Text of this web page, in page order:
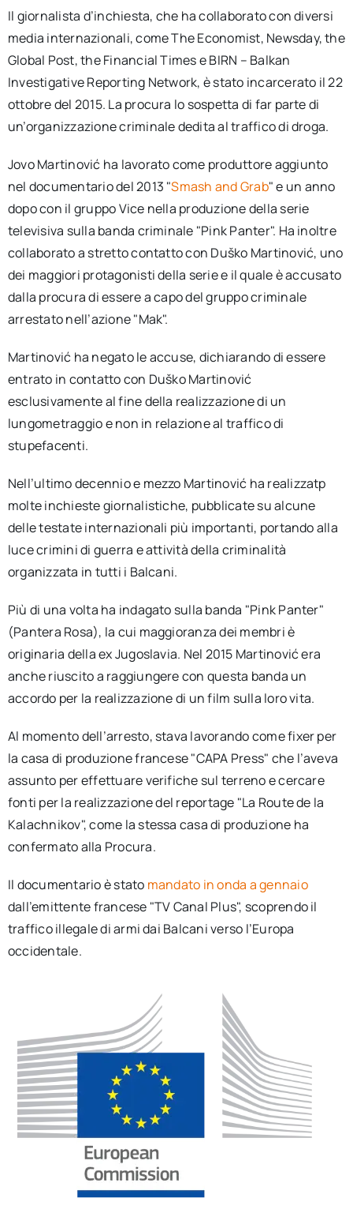
Il giornalista d’inchiesta, che ha collaborato con diversi
media internazionali, come The Economist, Newsday, the
Global Post, the Financial Times e BIRN – Balkan
Investigative Reporting Network, è stato incarcerato il 22
ottobre del 2015. La procura lo sospetta di far parte di
un’organizzazione criminale dedita al traffico di droga.
Jovo Martinović ha lavorato come produttore aggiunto
nel documentario del 2013 "Smash and Grab" e un anno
dopo con il gruppo Vice nella produzione della serie
televisiva sulla banda criminale "Pink Panter". Ha inoltre
collaborato a stretto contatto con Duško Martinović, uno
dei maggiori protagonisti della serie e il quale è accusato
dalla procura di essere a capo del gruppo criminale
arrestato nell’azione "Mak".
Martinović ha negato le accuse, dichiarando di essere
entrato in contatto con Duško Martinović
esclusivamente al fine della realizzazione di un
lungometraggio e non in relazione al traffico di
stupefacenti.
Nell’ultimo decennio e mezzo Martinović ha realizzatp
molte inchieste giornalistiche, pubblicate su alcune
delle testate internazionali più importanti, portando alla
luce crimini di guerra e attività della criminalità
organizzata in tutti i Balcani.
Più di una volta ha indagato sulla banda "Pink Panter"
(Pantera Rosa), la cui maggioranza dei membri è
originaria della ex Jugoslavia. Nel 2015 Martinović era
anche riuscito a raggiungere con questa banda un
accordo per la realizzazione di un film sulla loro vita.
Al momento dell’arresto, stava lavorando come fixer per
la casa di produzione francese "CAPA Press" che l’aveva
assunto per effettuare verifiche sul terreno e cercare
fonti per la realizzazione del reportage "La Route de la
Kalachnikov", come la stessa casa di produzione ha
confermato alla Procura.
Il documentario è stato mandato in onda a gennaio
dall’emittente francese "TV Canal Plus", scoprendo il
traffico illegale di armi dai Balcani verso l’Europa
occidentale.